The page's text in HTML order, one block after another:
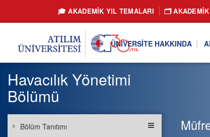
🎓 AKADEMİK YIL TEMALARI 🗂️
ÜNIVERSITE HAKKINDA
Havacılık Yönetimi
Bölümü
Bölüm Tanıtımı